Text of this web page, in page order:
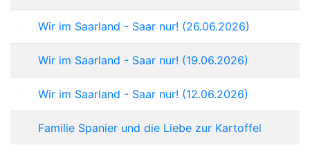
Wir im Saarland - Saar nur! (26.06.2026)
Wir im Saarland - Saar nur! (19.06.2026)
Wir im Saarland - Saar nur! (12.06.2026)
Familie Spanier und die Liebe zur Kartoffel